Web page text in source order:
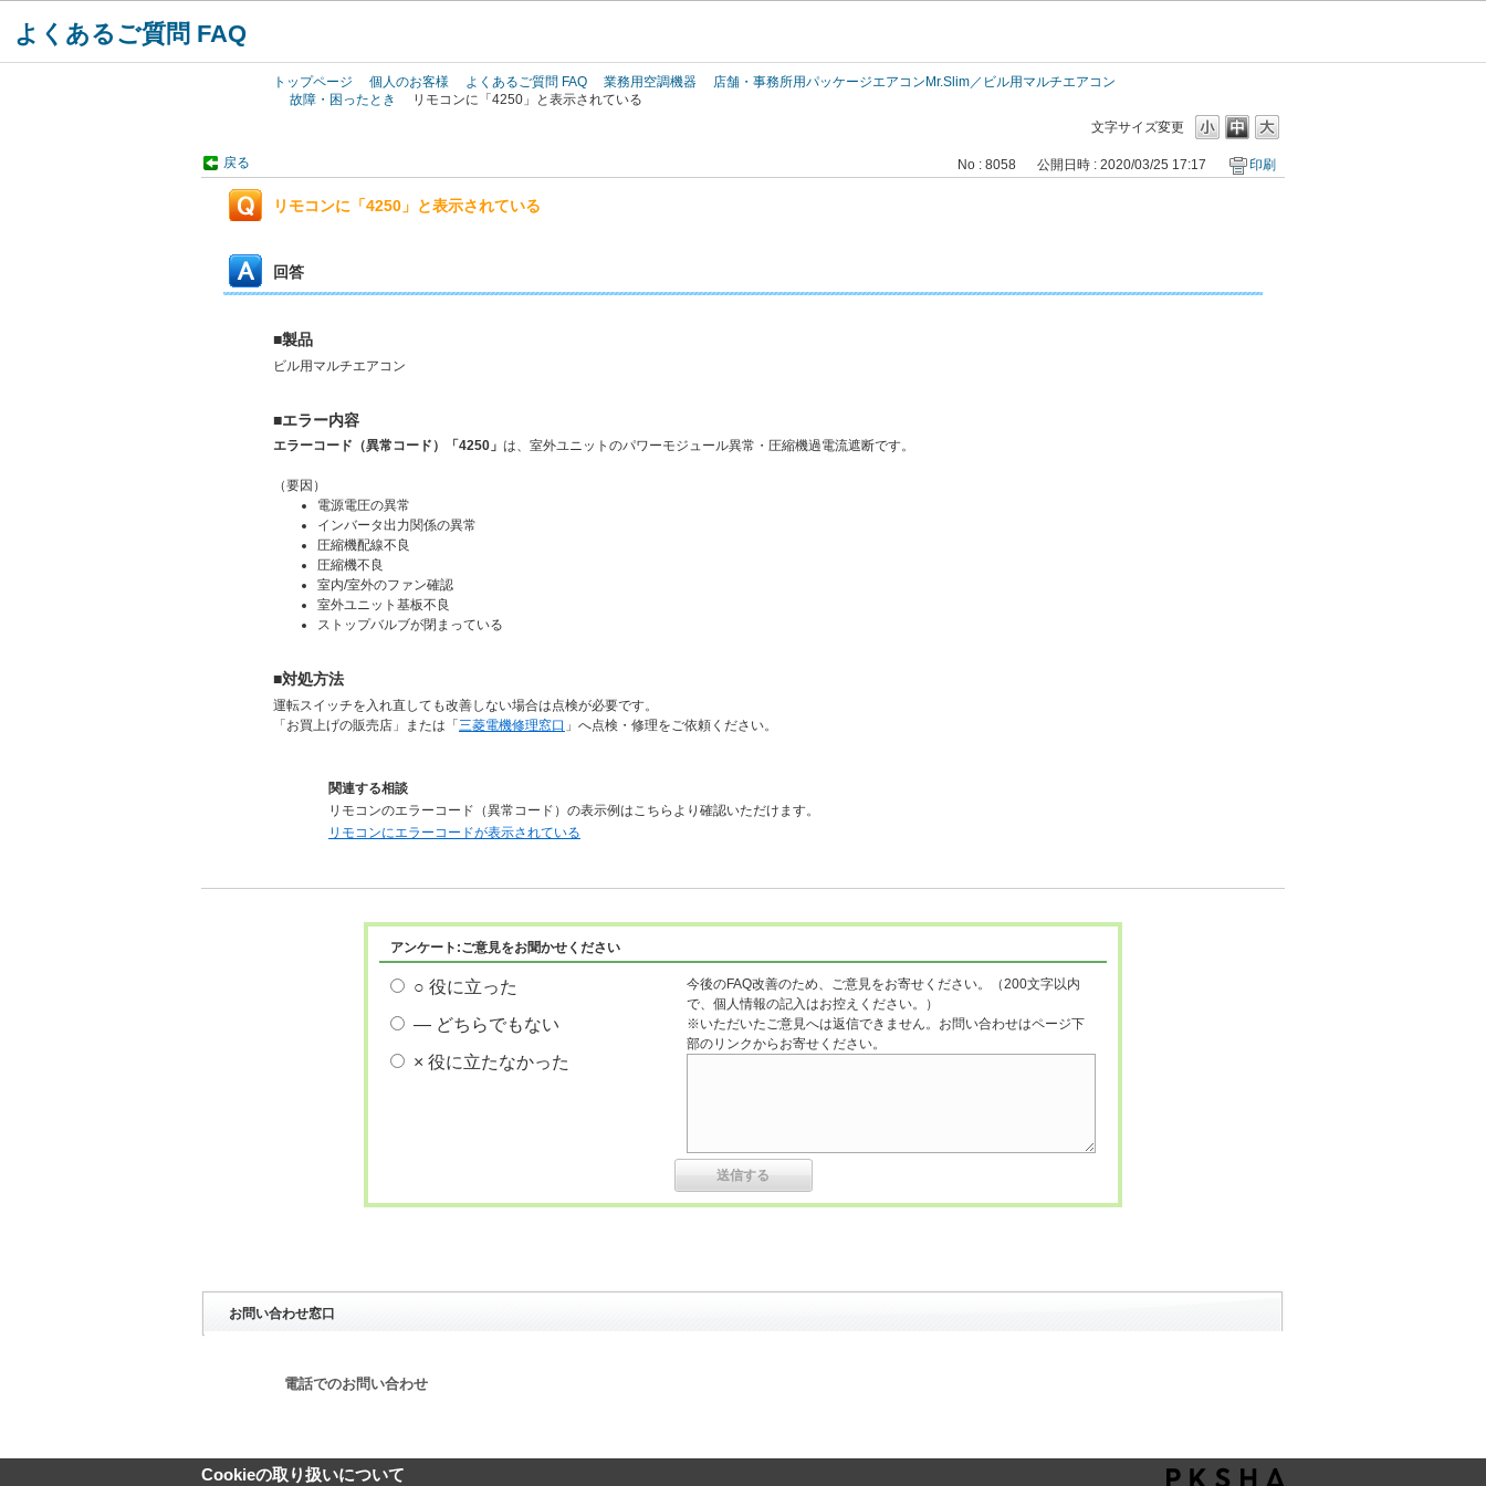
よくあるご質問 FAQ
トップページ 個人のお客様 よくあるご質問 FAQ 業務用空調機器
店舗・事務所用パッケージエアコンMr.Slim／ビル用マルチエアコン
故障・困ったとき
リモコンに「4250」と表示されている
文字サイズ変更
戻る No : 8058 公開日時 : 2020/03/25 17:17 印刷
リモコンに「4250」と表示されている
回答
■製品
ビル用マルチエアコン
■エラー内容
エラーコード（異常コード）「4250」 は、室外ユニットのパワーモジュール異常・圧縮機過電流遮断です。
（要因）
電源電圧の異常
インバータ出力関係の異常
圧縮機配線不良
圧縮機不良
室内/室外のファン確認
室外ユニット基板不良
ストップバルブが閉まっている
■対処方法
運転スイッチを入れ直しても改善しない場合は点検が必要です。
「お買上げの販売店」または「三菱電機修理窓口 」へ点検・修理をご依頼ください。
関連する相談
リモコンのエラーコード（異常コード）の表示例はこちらより確認いただけます。
リモコンにエラーコードが表示されている
アンケート:ご意見をお聞かせください
○ 役に立った
― どちらでもない
× 役に立たなかった
今後のFAQ改善のため、ご意見をお寄せください。（200文字以内
で、個人情報の記入はお控えください。）
※いただいたご意見へは返信できません。お問い合わせはページ下
部のリンクからお寄せください。
お問い合わせ窓口
電話でのお問い合わせ
Cookieの取り扱いについて